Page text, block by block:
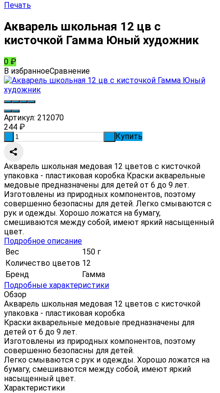
Печать
Акварель школьная 12 цв с
кисточкой Гамма Юный художник
0 ₽
В избранноеСравнение
Артикул: 212070
244 ₽
Купить
Акварель школьная медовая 12 цветов с кисточкой
упаковка - пластиковая коробка Краски акварельные
медовые предназначены для детей от 6 до 9 лет.
Изготовлены из природных компонентов, поэтому
совершенно безопасны для детей. Легко смываются с
рук и одежды. Хорошо ложатся на бумагу,
смешиваются между собой, имеют яркий насыщенный
цвет.
Подробное описание
Вес
150 г
Количество цветов 12
Бренд
Гамма
Подробные характеристики
Обзор
Акварель школьная медовая 12 цветов с кисточкой
упаковка - пластиковая коробка
Краски акварельные медовые предназначены для
детей от 6 до 9 лет.
Изготовлены из природных компонентов, поэтому
совершенно безопасны для детей.
Легко смываются с рук и одежды. Хорошо ложатся на
бумагу, смешиваются между собой, имеют яркий
насыщенный цвет.
Характеристики